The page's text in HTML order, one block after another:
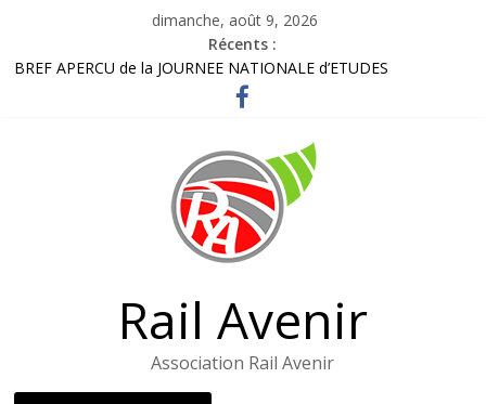
contenu
dimanche, août 9, 2026
Récents :
BREF APERCU de la JOURNEE NATIONALE d’ETUDES
Bordereau inscription visite LOHR
Lettre adhérents élus et usagers Octobre 2025
Gares routières : un rapport préconise d’améliorer l’information
L’AG de l’association – le 26 avril 2025
Rail Avenir
Association Rail Avenir